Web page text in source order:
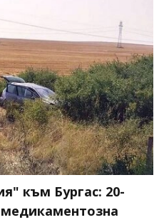
към Бургас: 20-